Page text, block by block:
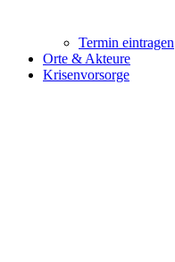
Termin eintragen
Orte & Akteure
Krisenvorsorge